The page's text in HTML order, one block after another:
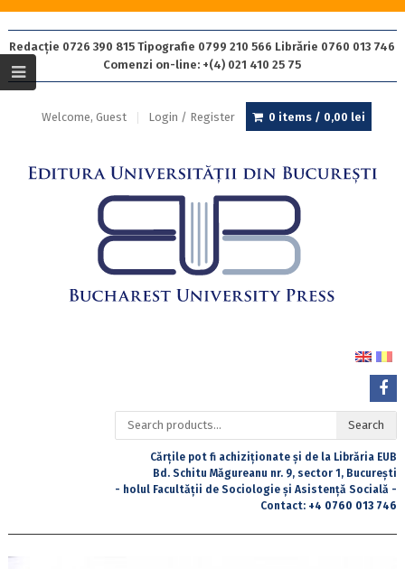
Redacție 0726 390 815 Tipografie 0799 210 566 Librărie 0760 013 746
Comenzi on-line: +(4) 021 410 25 75
Welcome, Guest Login / Register 0 items / 0,00 lei
Search
for:
Search
Cărțile pot fi achiziționate și de la Librăria EUB
Bd. Schitu Măgureanu nr. 9, sector 1, București
- holul Facultății de Sociologie și Asistență Socială -
Contact: +4 0760 013 746